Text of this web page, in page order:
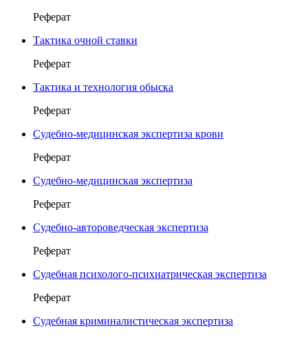
Реферат
Тактика очной ставки
Реферат
Тактика и технология обыска
Реферат
Судебно-медицинская экспертиза крови
Реферат
Судебно-медицинская экспертиза
Реферат
Судебно-автороведческая экспертиза
Реферат
Судебная психолого-психиатрическая экспертиза
Реферат
Судебная криминалистическая экспертиза